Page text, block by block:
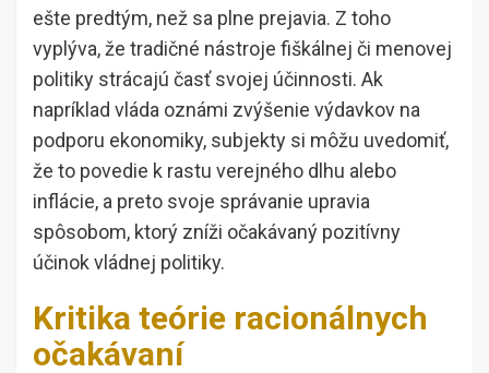
ešte predtým, než sa plne prejavia. Z toho
vyplýva, že tradičné nástroje fiškálnej či menovej
politiky strácajú časť svojej účinnosti. Ak
napríklad vláda oznámi zvýšenie výdavkov na
podporu ekonomiky, subjekty si môžu uvedomiť,
že to povedie k rastu verejného dlhu alebo
inflácie, a preto svoje správanie upravia
spôsobom, ktorý zníži očakávaný pozitívny
účinok vládnej politiky.
Kritika teórie racionálnych
očakávaní